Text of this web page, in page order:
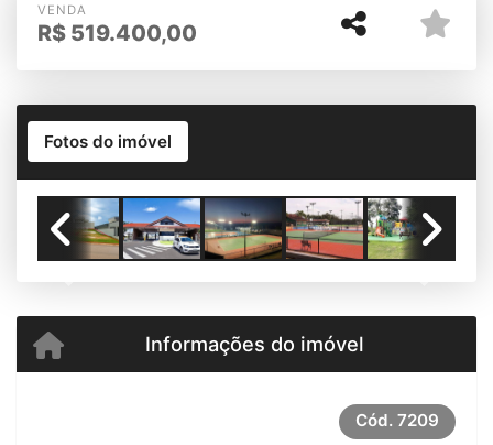
VENDA
R$ 519.400,00
Fotos do imóvel
Informações do imóvel
Cód. 7209